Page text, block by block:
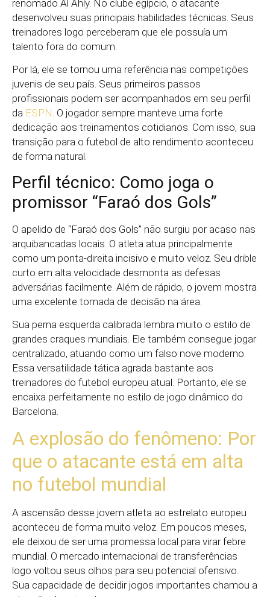
renomado Al Ahly. No clube egípcio, o atacante
desenvolveu suas principais habilidades técnicas. Seus
treinadores logo perceberam que ele possuía um
talento fora do comum.
Por lá, ele se tornou uma referência nas competições
juvenis de seu país. Seus primeiros passos
profissionais podem ser acompanhados em seu perfil
da ESPN. O jogador sempre manteve uma forte
dedicação aos treinamentos cotidianos. Com isso, sua
transição para o futebol de alto rendimento aconteceu
de forma natural.
Perfil técnico: Como joga o
promissor “Faraó dos Gols”
O apelido de “Faraó dos Gols” não surgiu por acaso nas
arquibancadas locais. O atleta atua principalmente
como um ponta-direita incisivo e muito veloz. Seu drible
curto em alta velocidade desmonta as defesas
adversárias facilmente. Além de rápido, o jovem mostra
uma excelente tomada de decisão na área.
Sua perna esquerda calibrada lembra muito o estilo de
grandes craques mundiais. Ele também consegue jogar
centralizado, atuando como um falso nove moderno.
Essa versatilidade tática agrada bastante aos
treinadores do futebol europeu atual. Portanto, ele se
encaixa perfeitamente no estilo de jogo dinâmico do
Barcelona.
A explosão do fenômeno: Por
que o atacante está em alta
no futebol mundial
A ascensão desse jovem atleta ao estrelato europeu
aconteceu de forma muito veloz. Em poucos meses,
ele deixou de ser uma promessa local para virar febre
mundial. O mercado internacional de transferências
logo voltou seus olhos para seu potencial ofensivo.
Sua capacidade de decidir jogos importantes chamou a